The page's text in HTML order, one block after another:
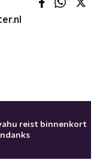
reist binnenkort